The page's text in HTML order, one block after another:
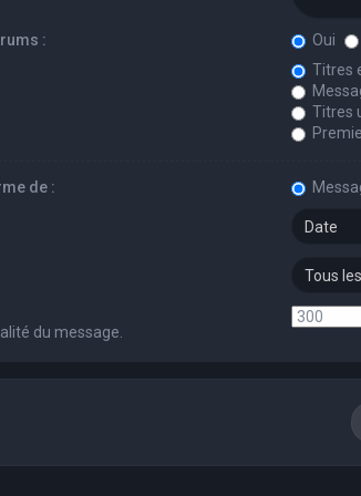
: Oui
Titres
Titres
de :
du message.